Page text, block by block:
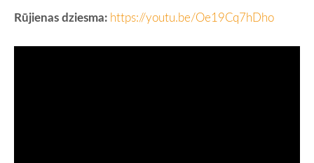
Rūjienas dziesma: https://youtu.be/Oe19Cq7hDho